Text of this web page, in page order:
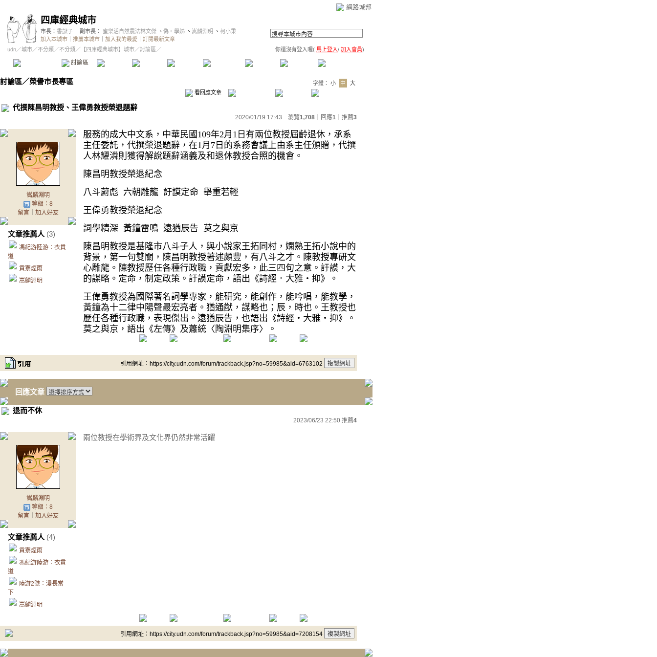
網路城邦
四庫經典城市
市長： 書獃子 副市長： 蜜樂活自然農法林文傑 、 偽。學姊 、 嵩麟淵明 、 柯小秉
加入本城市
推薦本城市 加入我的最愛
訂閱最新文章
udn／城市／不分類 ／不分類 ／ 【四庫經典城市】城市／討論區／ 你還沒有登入喔( 馬上登入/ 加入會員)
討論區 精華區 投票區 影像館 公告區 訪客簿 市政中心
討論區／榮譽市長專區 字體： 小 中
大
看回應文章
代撰陳昌明教授、王偉勇教授榮退題辭
2020/01/19 17:43 瀏覽1,708 ｜回應1 推薦3
嵩麟淵明
等級：8
留言｜ 加入好友
文章推薦人 (3)
馮紀游陸游：衣貫
道
貢寮煙雨
嵩麟淵明
服務的成大中文系，中華民國109年2月1日有兩位教授屆齡退休，承系
主任委託，代撰榮退題辭，在1月7日的系務會議上由系主任頒贈，代撰
人林耀潾則獲得解說題辭涵義及和退休教授合照的機會。
陳昌明教授榮退紀念
八斗蔚彪 六朝雕龍 訏謨定命 舉重若輕
王偉勇教授榮退紀念
詞學精深 黃鐘雷鳴 遠猶辰告 莫之與京
陳昌明教授是基隆市八斗子人，與小說家王拓同村，嫻熟王拓小說中的
背景，第一句雙關，陳昌明教授著述頗豐，有八斗之才。陳教授專研文
心雕龍。陳教授歷任各種行政職，貢獻宏多，此三四句之意。訏謨，大
的謀略。定命，制定政策。訏謨定命，語出《詩經．大雅‧抑》。
王偉勇教授為國際著名詞學專家，能研究，能創作，能吟唱，能教學，
黃鐘為十二律中陽聲最宏亮者。猶通猷，謀略也；辰，時也。王教授也
歷任各種行政職，表現傑出。遠猶辰告，也語出《詩經‧大雅‧抑》。
莫之與京，語出《左傳》及蕭統〈陶淵明集序〉。
引用網址：https://city.udn.com/forum/trackback.jsp?no=59985&aid=6763102
回應文章
退而不休
2023/06/23 22:50 推薦4
嵩麟淵明
等級：8
留言｜ 加入好友
文章推薦人 (4)
貢寮煙雨
馮紀游陸游：衣貫
道
陸游2號：漫長當
下
嵩麟淵明
兩位教授在學術界及文化界仍然非常活躍
引用網址：https://city.udn.com/forum/trackback.jsp?no=59985&aid=7208154